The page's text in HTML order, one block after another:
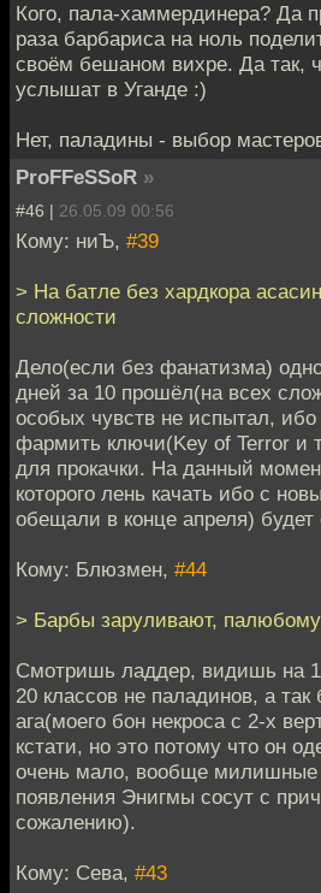
Кого, пала-хаммердинера? Да
раза барбариса на ноль
своём бешаном вихре. Да так,
услышат в Уганде :)
Нет, паладины - выбор
ProFFeSSoR »
#46 | 26.05.09 00:56
Кому: ниЪ, #39
> На батле без хардкора
сложности
Дело(если без фанатизма)
дней за 10 прошёл(на всех
особых чувств не испытал,
фармить ключи(Key of Terror и
для прокачки. На данный
которого лень качать ибо с
обещали в конце апреля)
Кому: Блюзмен, #44
> Барбы заруливают,
Смотришь ладдер, видишь на
20 классов не паладинов, а
ага(моего бон некроса с 2-х
кстати, но это потому что он
очень мало, вообще милишные
появления Энигмы сосут с
сожалению).
Кому: Сева, #43